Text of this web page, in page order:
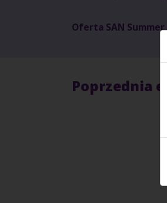
Oferta SAN
Poprzednia